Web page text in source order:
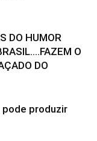
DO HUMOR
O
DO
produzir